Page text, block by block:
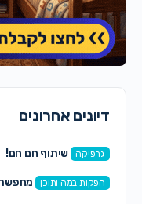
דיונים אחרונים
גרפיקה שיתוף חם חם!
הפקות במה ותוכן מחפשת